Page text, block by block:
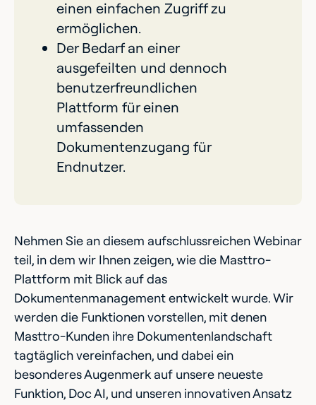
einen einfachen Zugriff zu
ermöglichen.
Der Bedarf an einer
ausgefeilten und dennoch
benutzerfreundlichen
Plattform für einen
umfassenden
Dokumentenzugang für
Endnutzer.
Nehmen Sie an diesem aufschlussreichen Webinar
teil, in dem wir Ihnen zeigen, wie die Masttro-
Plattform mit Blick auf das
Dokumentenmanagement entwickelt wurde. Wir
werden die Funktionen vorstellen, mit denen
Masttro-Kunden ihre Dokumentenlandschaft
tagtäglich vereinfachen, und dabei ein
besonderes Augenmerk auf unsere neueste
Funktion, Doc AI, und unseren innovativen Ansatz